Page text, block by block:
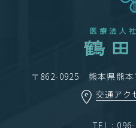
〒862-0925 熊本県熊本
交通アク
TEL :